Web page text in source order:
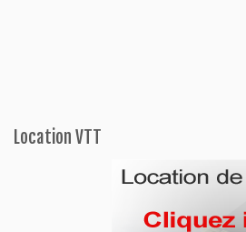
Location VTT